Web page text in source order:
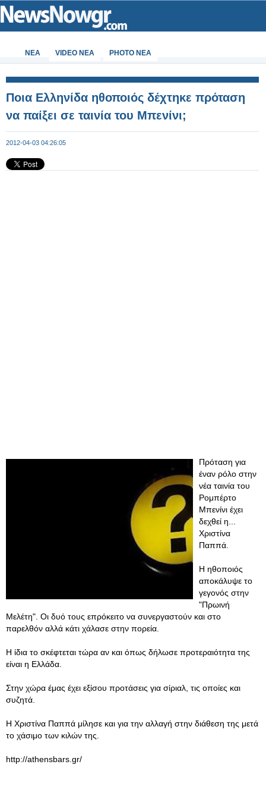
ΝΕΑ VIDEO NEA PHOTO NEA
Ποια Ελληνίδα ηθοποιός δέχτηκε πρόταση
να παίξει σε ταινία του Μπενίνι;
2012-04-03 04:26:05
Πρόταση για
έναν ρόλο στην
νέα ταινία του
Ρομπέρτο
Μπενίνι έχει
δεχθεί η...
Χριστίνα
Παππά.
Η ηθοποιός
αποκάλυψε το
γεγονός στην
"Πρωινή
Μελέτη". Οι δυό τους επρόκειτο να συνεργαστούν και στο
παρελθόν αλλά κάτι χάλασε στην πορεία.
Η ίδια το σκέφτεται τώρα αν και όπως δήλωσε προτεραιότητα της
είναι η Ελλάδα.
Στην χώρα έμας έχει εξίσου προτάσεις για σίριαλ, τις οποίες και
συζητά.
Η Χριστίνα Παππά μίλησε και για την αλλαγή στην διάθεση της μετά
το χάσιμο των κιλών της.
http://athensbars.gr/